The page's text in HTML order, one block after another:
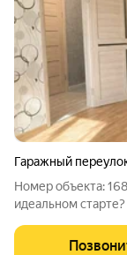
Гаражный
Номер объекта:
идеальном старте? Встречайте
ремонтом и